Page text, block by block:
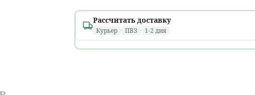
Рассчитать доставку
Курьер · ПВЗ · 1-2 дня